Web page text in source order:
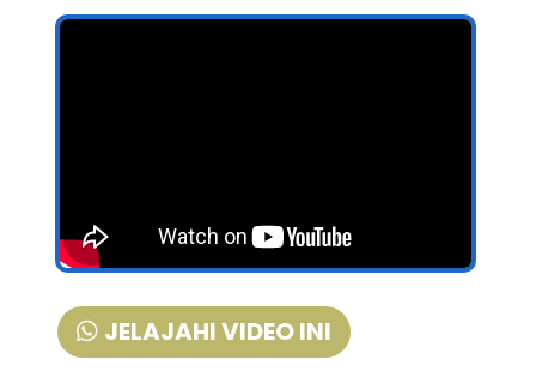
JELAJAHI VIDEO INI